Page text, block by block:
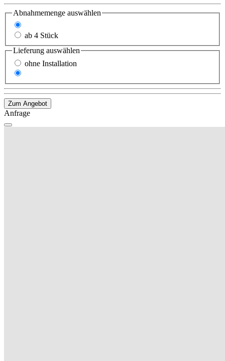
Abnahmemenge auswählen
ab 4 Stück
Lieferung auswählen
ohne Installation
Zum Angebot
Anfrage